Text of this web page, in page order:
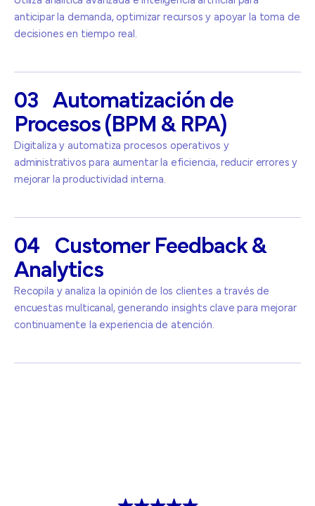
anticipar la demanda, optimizar recursos y apoyar la toma de
decisiones en tiempo real.
03 Automatización de
Procesos (BPM & RPA)
Digitaliza y automatiza procesos operativos y
administrativos para aumentar la eficiencia, reducir errores y
mejorar la productividad interna.
04 Customer Feedback &
Analytics
Recopila y analiza la opinión de los clientes a través de
encuestas multicanal, generando insights clave para mejorar
continuamente la experiencia de atención.